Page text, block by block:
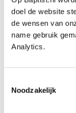
doel de website
de wensen van
name gebruik
Analytics.
Noodzakelijk
€